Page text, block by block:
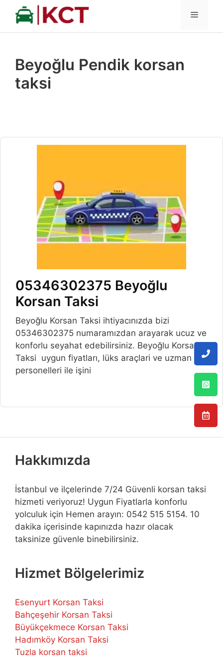
İçeriğe
MENÜ
Beyoğlu Pendik korsan
taksi
05346302375 Beyoğlu
Korsan Taksi
Beyoğlu Korsan Taksi ihtiyacınızda bizi
05346302375 numaramızdan arayarak ucuz ve
konforlu seyahat edebilirsiniz. Beyoğlu Korsan
Taksi uygun fiyatları, lüks araçlari ve uzman
personelleri ile işini
Hakkımızda
İstanbul ve ilçelerinde 7/24 Güvenli korsan taksi
hizmeti veriyoruz! Uygun Fiyatlarla konforlu
yolculuk için Hemen arayın: 0542 515 5154. 10
dakika içerisinde kapınızda hazır olacak
taksinize güvenle binebilirsiniz.
Hizmet Bölgelerimiz
Esenyurt Korsan Taksi
Bahçeşehir Korsan Taksi
Büyükçekmece Korsan Taksi
Hadımköy Korsan Taksi
Tuzla korsan taksi